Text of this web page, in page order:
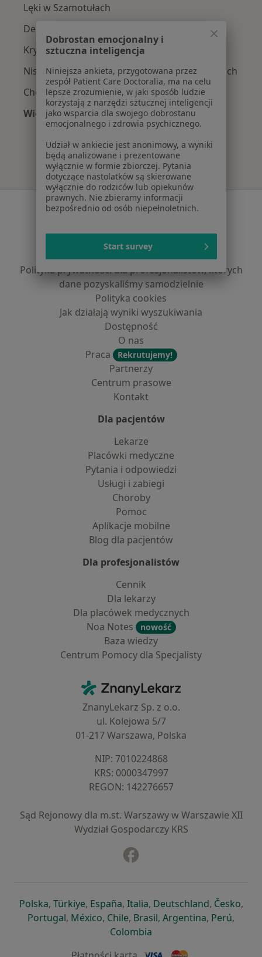
Lęki w Szamotułach
Depresja w Szamotułach
Kryzys w związku w Szamotułach
Niskie poczucie własnej wartości w Szamotułach
Choroby psychosomatyczne w Szamotułach
Więcej (15)
Więcej w kategorii: Najczęście leczone
Serwis
Polityka prywatności pacjentów
Polityka prywatności dla profesjonalistów, których
dane pozyskaliśmy samodzielnie
Polityka cookies
Jak działają wyniki wyszukiwania
Dostępność
O nas
Praca
Rekrutujemy!
Partnerzy
Centrum prasowe
Kontakt
Dla pacjentów
Lekarze
Placówki medyczne
Pytania i odpowiedzi
Usługi i zabiegi
Choroby
Pomoc
Aplikacje mobilne
Blog dla pacjentów
Dla profesjonalistów
Cennik
Dla lekarzy
Dla placówek medycznych
Noa Notes
nowość
Baza wiedzy
Centrum Pomocy dla Specjalisty
ZnanyLekarz - Strona główna
ZnanyLekarz Sp. z o.o.
ul. Kolejowa 5/7
01-217 Warszawa, Polska
NIP: ⁠7010224868
KRS: ⁠0000347997
REGON: ⁠142276657
Sąd Rejonowy dla m.st. Warszawy w Warszawie XII
Wydział Gospodarczy KRS
Polskaotwiera się w nowej karcie
, Türkiyeotwiera się w nowej karcie
, Españaotwiera się w nowej karcie
, Italiaotwiera się w nowej
, Deutschlandotwiera się
, Česko,
Portugalotwiera się w nowej karcie
, Méxicootwiera się w nowej karcie
, Chileotwiera się w nowej karcie
, Brasilotwiera się w nowej
, Argentinaotwiera się
, Perú,
Colombia
Dobrostan emocjonalny i
sztuczna inteligencja
Niniejsza ankieta, przygotowana przez
zespół Patient Care Doctoralia, ma na celu
lepsze zrozumienie, w jaki sposób ludzie
korzystają z narzędzi sztucznej inteligencji
jako wsparcia dla swojego dobrostanu
emocjonalnego i zdrowia psychicznego.
Udział w ankiecie jest anonimowy, a wyniki
będą analizowane i prezentowane
wyłącznie w formie zbiorczej. Pytania
dotyczące nastolatków są skierowane
wyłącznie do rodziców lub opiekunów
prawnych. Nie zbieramy informacji
bezpośrednio od osób niepełnoletnich.
Start survey